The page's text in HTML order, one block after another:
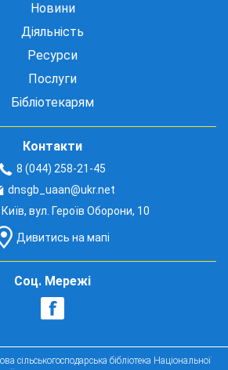
Новини
Діяльність
Ресурси
Послуги
Бібліотекарям
Контакти
8 (044) 258-21-45
dnsgb_uaan@ukr.net
вул. Героїв Оборони, 10
Дивитись на мапі
Соц. Мережі
сільськогосподарська бібліотека Національної